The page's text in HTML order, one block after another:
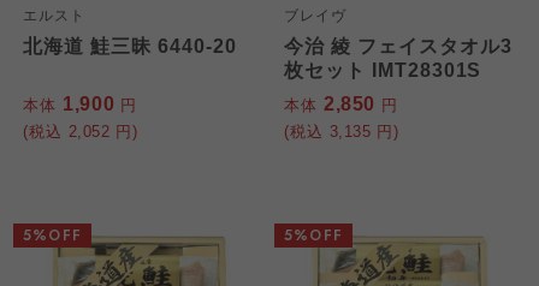
エルスト
北海道 鮭三昧 6440-20
本体 1,900 円
(税込 2,052 円)
ブレイヴ
今治 綾 フェイスタオル3
枚セット IMT28301S
本体 2,850 円
(税込 3,135 円)
5%OFF 5%OFF